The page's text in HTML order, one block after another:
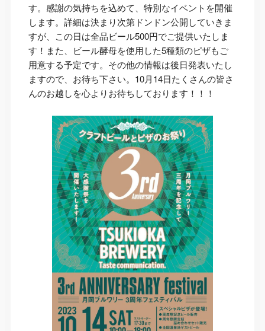
す。感謝の気持ちを込めて、特別なイベントを開催
します。詳細は決まり次第ドンドン公開していきま
すが、この日は全品ビール500円でご提供いたしま
す！また、ビール酵母を使用した5種類のピザもご
用意する予定です。その他の情報は後日発表いたし
ますので、お待ち下さい。10月14日たくさんの皆さ
んのお越しを心よりお待ちしております！！！